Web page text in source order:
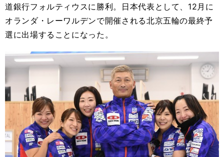
道銀行フォルティウスに勝利。日本代表として、12月に
オランダ・レーワルデンで開催される北京五輪の最終予
選に出場することになった。